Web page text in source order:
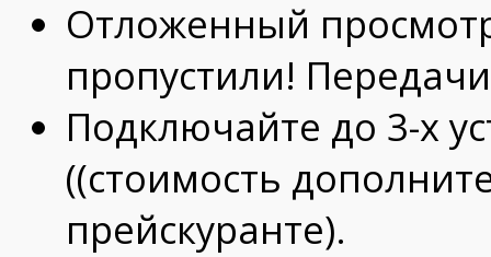
Отложенный
пропустили!
Подключайте до 3-х
((стоимость
прейскуранте).​